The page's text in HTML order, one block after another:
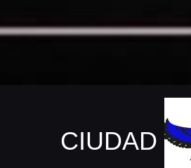
CIUDAD